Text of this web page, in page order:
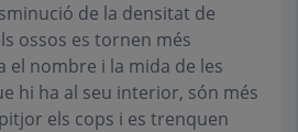
de la densitat de
ossos es tornen més
el nombre i la mida de les
hi ha al seu interior, són més
els cops i es trenquen